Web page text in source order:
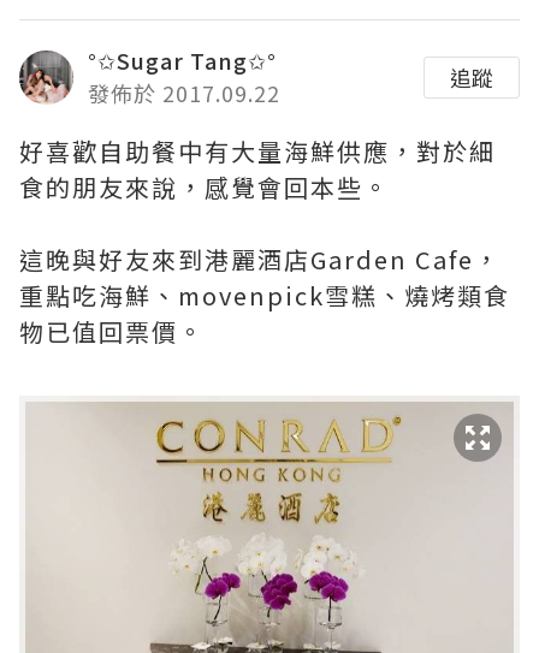
°✩Sugar Tang✩°
發佈於 2017.09.22
追蹤
好喜歡自助餐中有大量海鮮供應，對於細
食的朋友來說，感覺會回本些。
這晚與好友來到港麗酒店Garden Cafe，
重點吃海鮮、movenpick雪糕、燒烤類食
物已值回票價。